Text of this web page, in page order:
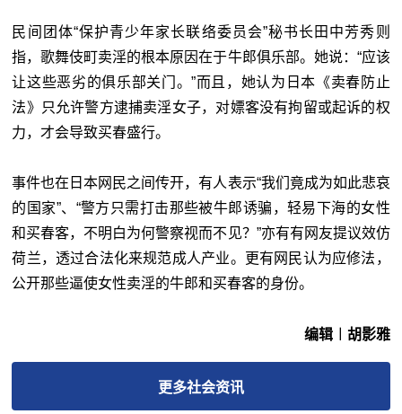
民间团体“保护青少年家长联络委员会”秘书长田中芳秀则
指，歌舞伎町卖淫的根本原因在于牛郎俱乐部。她说：“应该
让这些恶劣的俱乐部关门。”而且，她认为日本《卖春防止
法》只允许警方逮捕卖淫女子，对嫖客没有拘留或起诉的权
力，才会导致买春盛行。
事件也在日本网民之间传开，有人表示“我们竟成为如此悲哀
的国家”、“警方只需打击那些被牛郎诱骗，轻易下海的女性
和买春客，不明白为何警察视而不见？”亦有有网友提议效仿
荷兰，透过合法化来规范成人产业。更有网民认为应修法，
公开那些逼使女性卖淫的牛郎和买春客的身份。
编辑︱胡影雅
更多社会资讯